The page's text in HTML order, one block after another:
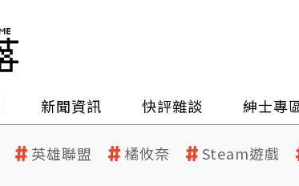
新聞資訊 快評雜談 紳士專
英雄聯盟 橘攸奈 Steam遊戲